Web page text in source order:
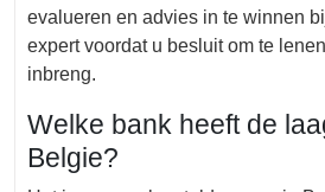
evalueren en advies in te winnen
expert voordat u besluit om te
inbreng.
Welke bank heeft de
Belgie?